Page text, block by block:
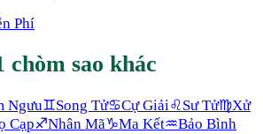
Phí
chòm sao khác
Ngưu♊Song Tử♋Cự Giải♌Sư Tử♍Xử
Cạp♐Nhân Mã♑Ma Kết♒Bảo Bình